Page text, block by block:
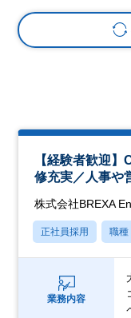
【経験者歓迎
修充実／人事や
株式会社BREXA
正社員採用 職種
業務内容